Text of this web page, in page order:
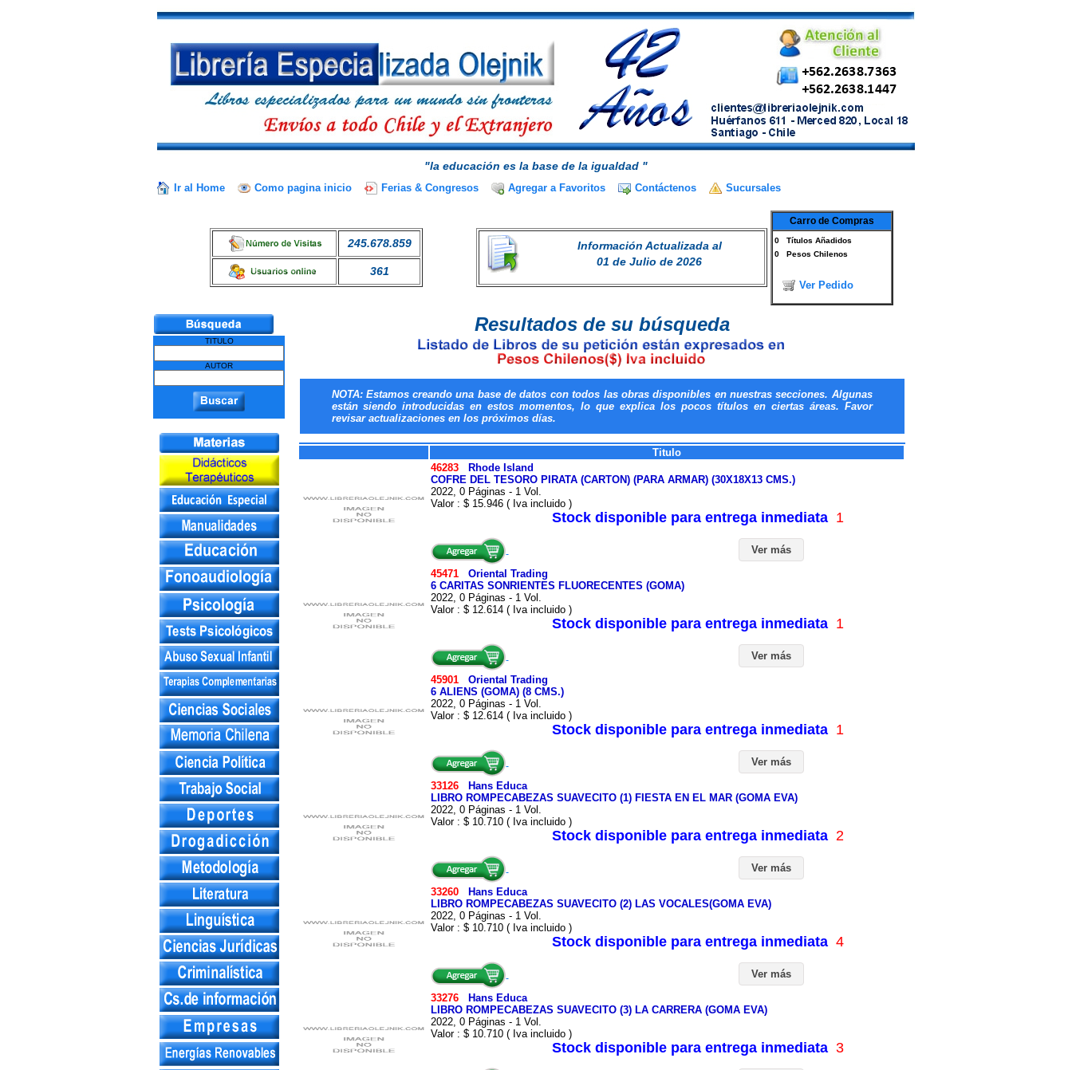
"la educación es la base de la igualdad "
Ir al Home Como pagina inicio Ferias & Congresos Agregar a Favoritos Contáctenos Sucursales
245.678.859
361
Información Actualizada al
01 de Julio de 2026
Carro de Compras
0 Títulos Añadidos
0 Pesos Chilenos
Ver Pedido
TITULO
AUTOR
Resultados de su búsqueda
NOTA: Estamos creando una base de datos con todos las obras disponibles en nuestras secciones. Algunas
están siendo introducidas en estos momentos, lo que explica los pocos títulos en ciertas áreas. Favor
revisar actualizaciones en los próximos días.
Titulo
46283
Rhode Island
COFRE DEL TESORO PIRATA (CARTON) (PARA ARMAR) (30X18X13 CMS.)
2022, 0 Páginas - 1 Vol.
Valor : $ 15.946 ( Iva incluido )
Stock disponible para entrega inmediata 1
Ver más
45471 Oriental Trading
6 CARITAS SONRIENTES FLUORECENTES (GOMA)
2022, 0 Páginas - 1 Vol.
Valor : $ 12.614 ( Iva incluido )
Stock disponible para entrega inmediata 1
Ver más
45901 Oriental Trading
6 ALIENS (GOMA) (8 CMS.)
2022, 0 Páginas - 1 Vol.
Valor : $ 12.614 ( Iva incluido )
Stock disponible para entrega inmediata 1
Ver más
33126
Hans Educa
LIBRO ROMPECABEZAS SUAVECITO (1) FIESTA EN EL MAR (GOMA EVA)
2022, 0 Páginas - 1 Vol.
Valor : $ 10.710 ( Iva incluido )
Stock disponible para entrega inmediata 2
Ver más
33260
Hans Educa
LIBRO ROMPECABEZAS SUAVECITO (2) LAS VOCALES(GOMA EVA)
2022, 0 Páginas - 1 Vol.
Valor : $ 10.710 ( Iva incluido )
Stock disponible para entrega inmediata 4
Ver más
33276
Hans Educa
LIBRO ROMPECABEZAS SUAVECITO (3) LA CARRERA (GOMA EVA)
2022, 0 Páginas - 1 Vol.
Valor : $ 10.710 ( Iva incluido )
Stock disponible para entrega inmediata 3